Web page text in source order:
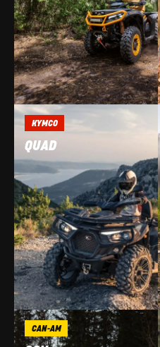
KYMCO
QUAD
CAN-AM